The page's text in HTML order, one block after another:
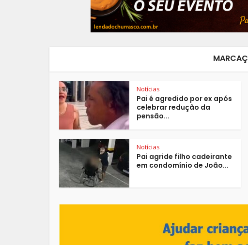
Notícias
Pai é agredido por ex após
celebrar redução da
pensão...
Notícias
Pai agride filho cadeirante
em condomínio de João...